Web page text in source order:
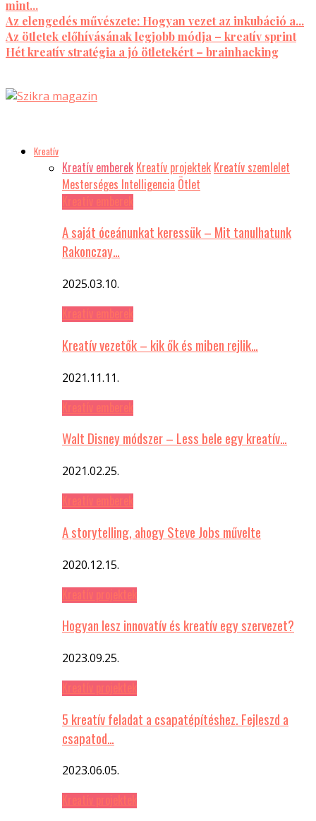
mint...
Az elengedés művészete: Hogyan vezet az inkubáció a...
Az ötletek előhívásának legjobb módja – kreatív sprint
Hét kreatív stratégia a jó ötletekért – brainhacking
Kreatív
Kreatív emberek Kreatív projektek Kreatív szemlelet
Mesterséges Intelligencia Ötlet
A saját óceánunkat keressük – Mit tanulhatunk
Rakonczay…
2025.03.10.
Kreatív vezetők – kik ők és miben rejlik…
2021.11.11.
Walt Disney módszer – Less bele egy kreatív…
2021.02.25.
A storytelling, ahogy Steve Jobs művelte
2020.12.15.
Hogyan lesz innovatív és kreatív egy szervezet?
2023.09.25.
5 kreatív feladat a csapatépítéshez. Fejleszd a
csapatod…
2023.06.05.